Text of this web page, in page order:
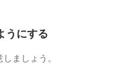
うにする
ましょう。